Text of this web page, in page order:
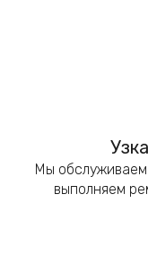
Мы обслуживаем
выполняем